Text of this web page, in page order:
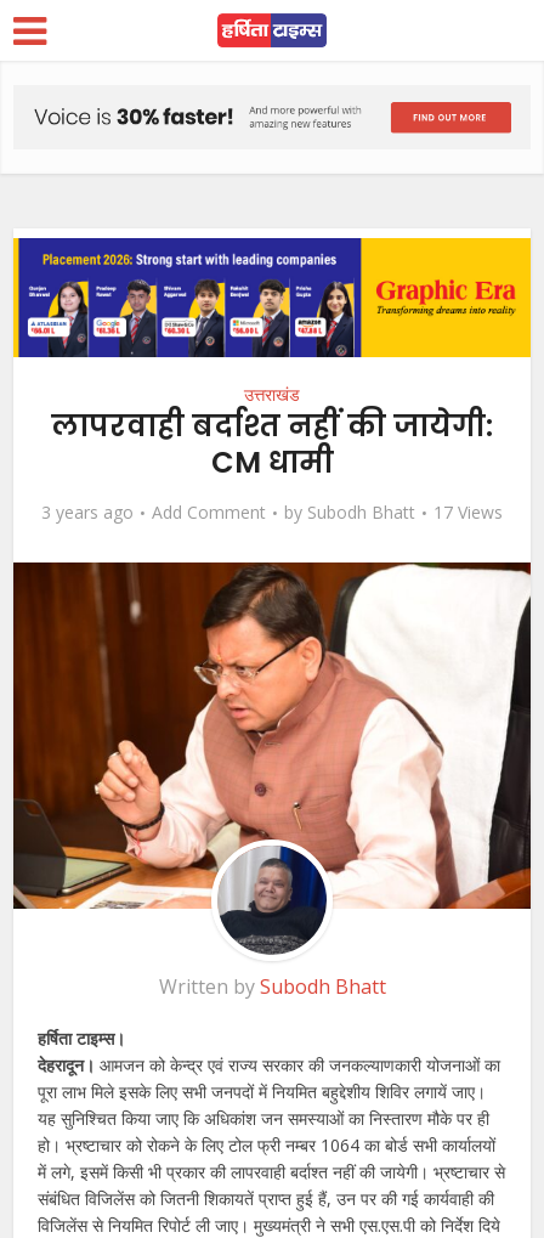
उत्तराखंड
लापरवाही बर्दाश्त नहीं की जायेगी:
CM धामी
3 years ago Add Comment by Subodh Bhatt 17 Views
Written bySubodh Bhatt
हर्षिता टाइम्स।
देहरादून। आमजन को केन्द्र एवं राज्य सरकार की जनकल्याणकारी योजनाओं का
पूरा लाभ मिले इसके लिए सभी जनपदों में नियमित बहुद्देशीय शिविर लगायें जाए।
यह सुनिश्चित किया जाए कि अधिकांश जन समस्याओं का निस्तारण मौके पर ही
हो। भ्रष्टाचार को रोकने के लिए टोल फ्री नम्बर 1064 का बोर्ड सभी कार्यालयों
में लगे, इसमें किसी भी प्रकार की लापरवाही बर्दाश्त नहीं की जायेगी। भ्रष्टाचार से
संबंधित विजिलेंस को जितनी शिकायतें प्राप्त हुई हैं, उन पर की गई कार्यवाही की
विजिलेंस से नियमित रिपोर्ट ली जाए। मुख्यमंत्री ने सभी एस.एस.पी को निर्देश दिये